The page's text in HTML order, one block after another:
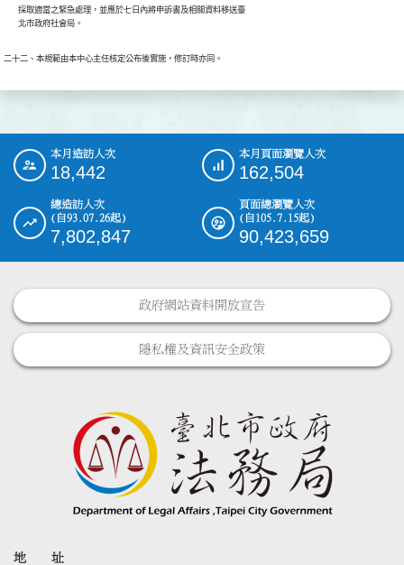
        採取適當之緊急處理，並應於七日內將申訴書及相關資料移送臺
        北市政府社會局。
二十二、本規範由本中心主任核定公布後實施，修訂時亦同。
::: 本月造訪人次
18,442
本月頁面瀏覽人次
162,504
總造訪人次
(自93.07.26起)
7,802,847
頁面總瀏覽人次
(自105.7.15起)
90,423,659
政府網站資料開放宣告
隱私權及資訊安全政策
地 址